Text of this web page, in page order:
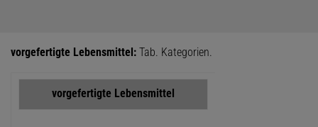
vorgefertigte Lebensmittel: Tab. Kategorien.
vorgefertigte Lebensmittel